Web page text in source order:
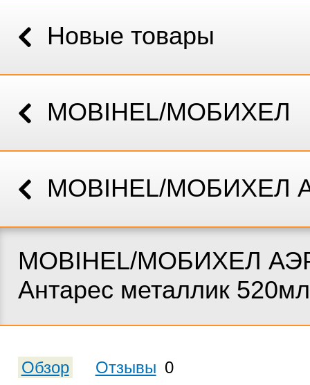
Новые товары
MOBIHEL/МОБИХЕЛ
MOBIHEL/МОБИХЕЛ
MOBIHEL/МОБИХЕЛ
Антарес металлик 520мл
Обзор Отзывы 0